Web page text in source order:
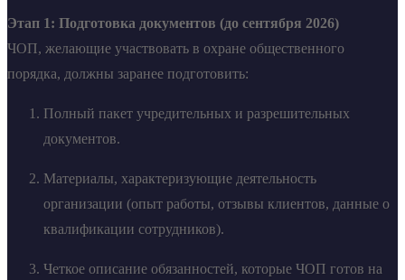
Этап 1: Подготовка документов (до сентября 2026)
ЧОП, желающие участвовать в охране общественного
порядка, должны заранее подготовить:
Полный пакет учредительных и разрешительных
документов.
Материалы, характеризующие деятельность
организации (опыт работы, отзывы клиентов, данные о
квалификации сотрудников).
Четкое описание обязанностей, которые ЧОП готов на